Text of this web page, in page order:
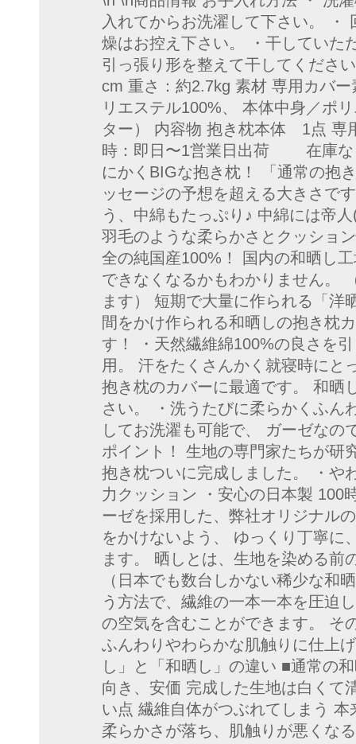
入れてからお洗濯して下さい。 ・
燥はお控え下さい。 ・干していた
引っ張り形を整えて干してくださ
cm 重さ：約2.7kg 素材 専用カバ
リエステル100%、 本体中身／ポ
ター） 内容物 抱き枕本体 1点
時：即日〜1営業日出荷 在庫な
にかくBIGな抱き枕！ 「通常の抱
ッセージの予想を超える大きさで
う、中綿もたっぷり♪ 中綿には帝
羽毛のような柔らかさとクッショ
全の純国産100%！ 国内の和晒し
できなくなるかもわかりません。
ます） 短期で大量に作られる「洋
間をかけ作られる和晒しの抱き枕
す！ ・天然繊維綿100%の良さを
用。 汗をたくさんかく就寝時にと
抱き枕のカバーに最適です。 和晒
さい。 ・洗うたびに柔らかくふん
してお洗濯も可能で、 ガーゼなの
ポイント！ 生地の専門家たちが研
抱き枕ついに完成しました。 ・や
力クッション ・安心の日本製 100
ーゼを採用した、弊社オリジナル
をかけないよう、 ゆっくり丁寧に
ます。 晒しとは、生地を染める前
（日本でも数台しかない稀少な和
う方法で、繊維の一本一本を圧迫
の空気を含むことができます。 そ
ふんわりやわらかな肌触りに仕上
し」と「和晒し」の違い ■通常の
向き、安価 完成した生地は白くて
い点 繊維自体がつぶれてしまう
柔らかさが落ち、肌触りが悪くな